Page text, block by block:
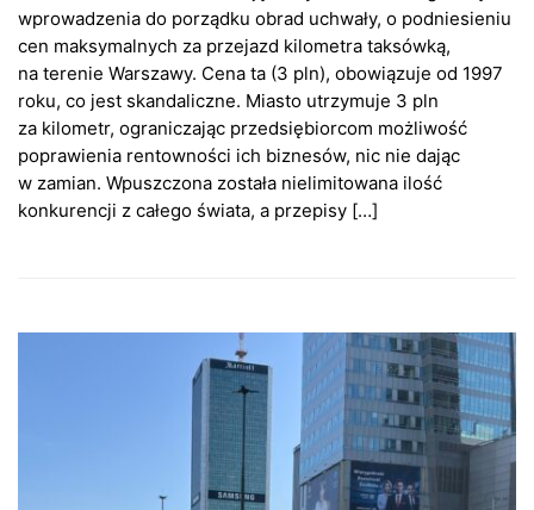
wprowadzenia do porządku obrad uchwały, o podniesieniu
cen maksymalnych za przejazd kilometra taksówką,
na terenie Warszawy. Cena ta (3 pln), obowiązuje od 1997
roku, co jest skandaliczne. Miasto utrzymuje 3 pln
za kilometr, ograniczając przedsiębiorcom możliwość
poprawienia rentowności ich biznesów, nic nie dając
w zamian. Wpuszczona została nielimitowana ilość
konkurencji z całego świata, a przepisy […]